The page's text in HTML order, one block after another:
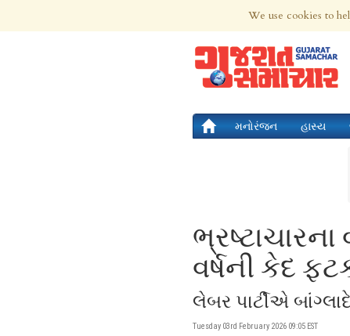
5th Aug 2026 | Updated at 09:45pm 5th
મનોરંજન હાસ્ય
વર્ષની કેદ
લેબર પાર્ટીએ
Tuesday 03rd February 2026 09:05 EST
We use cookies to